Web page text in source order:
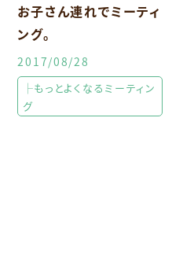
お子さん連れでミーティ
ング。
2017/08/28
├もっとよくなるミーティン
グ